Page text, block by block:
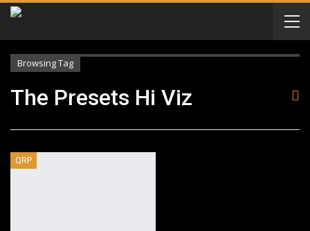
Browsing Tag
The Presets Hi Viz
QRP